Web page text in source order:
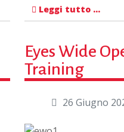
Leggi tutto …
Eyes Wide
Training
26 Giugno